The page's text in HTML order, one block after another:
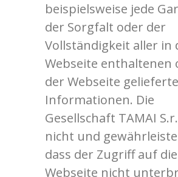
beispielsweise jede
der Sorgfalt oder der
Vollständigkeit aller in
Webseite enthaltenen
der Webseite
Informationen. Die
Gesellschaft TAMAI
nicht und
dass der Zugriff auf die
Webseite nicht